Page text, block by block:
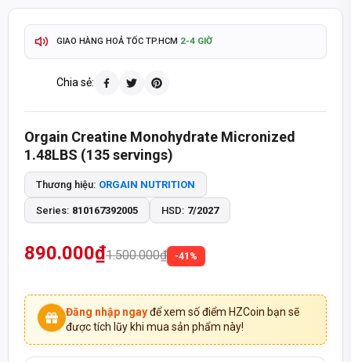
TỰ ĐỘNG & CHÍNH XÁC
GIAO HÀNG HOẢ TỐC TP.HCM 2-4 GIỜ
GIAO HÀNG TOÀN QUỐC -
TÍCH ĐIỂM MUA HÀNG - QUÀ TẶNG HẤP DẪN
TƯ VẤN ĐẶT HÀNG QUA HOTLINE093 447 4242
MỞ CỬA T2-T7: 8:30 - 20:30 CHỦ NHẬT:
SẢN PHẨM CHÍNH HÃNG - THANH TOÁN KHI NHẬN HÀNG
Chia sẻ:
Orgain Creatine Monohydrate Micronized
1.48LBS (135 servings)
Thương hiệu: ORGAIN NUTRITION
Series: 810167392005 HSD: 7/2027
890.000₫1.500.000₫ -41%
Đăng nhập ngayđể xem số điểm HZCoin bạn sẽ
được tích lũy khi mua sản phẩm này!